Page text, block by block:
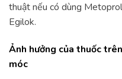
thuật nếu có dùng
Egilok.
Ảnh hưởng của thuốc
móc